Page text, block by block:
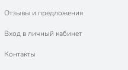
Отзывы и предложения
Вход в личный кабинет
Контакты